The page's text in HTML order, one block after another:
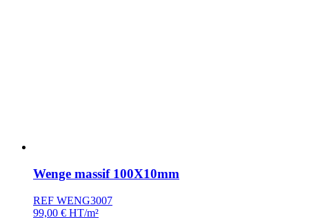
Wenge massif 100X10mm
REF WENG3007
99,00 € HT/m²